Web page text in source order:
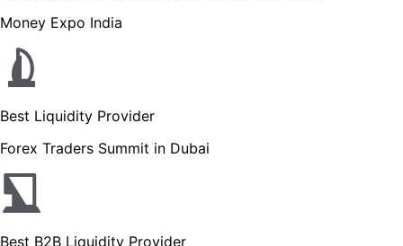
Money Expo India
Best Liquidity Provider
Forex Traders Summit in Dubai
Best B2B Liquidity Provider